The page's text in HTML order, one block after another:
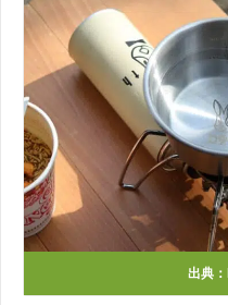
出典：